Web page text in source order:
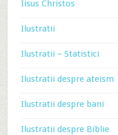
Iisus Christos
Ilustratii
Ilustratii – Statistici
Ilustratii despre ateism
Ilustratii despre bani
Ilustratii despre Biblie